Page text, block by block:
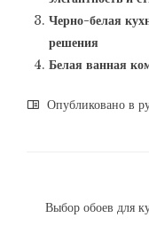
Черно-белая
решения
Белая ванная
Опубликовано в
Выбор обоев для